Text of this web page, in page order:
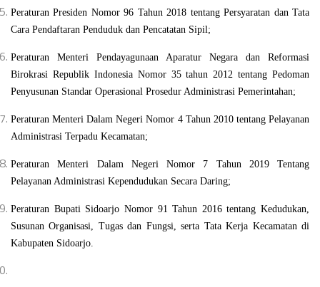
Peraturan Presiden Nomor 96 Tahun 2018 tentang Persyaratan dan Tata
Cara Pendaftaran Penduduk dan Pencatatan Sipil;
Peraturan Menteri Pendayagunaan Aparatur Negara dan Reformasi
Birokrasi Republik Indonesia Nomor 35 tahun 2012 tentang Pedoman
Penyusunan Standar Operasional Prosedur Administrasi Pemerintahan;
Peraturan Menteri Dalam Negeri Nomor 4 Tahun 2010 tentang Pelayanan
Administrasi Terpadu Kecamatan;
Peraturan Menteri Dalam Negeri Nomor 7 Tahun 2019 Tentang
Pelayanan Administrasi Kependudukan Secara Daring;
Peraturan Bupati Sidoarjo Nomor 91 Tahun 2016 tentang Kedudukan,
Susunan Organisasi, Tugas dan Fungsi, serta Tata Kerja Kecamatan di
Kabupaten Sidoarjo.